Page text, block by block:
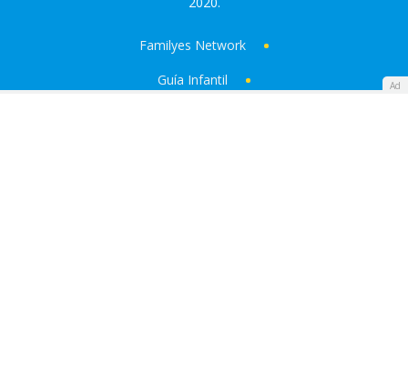
Ad
Familyes Network
Guía Infantil